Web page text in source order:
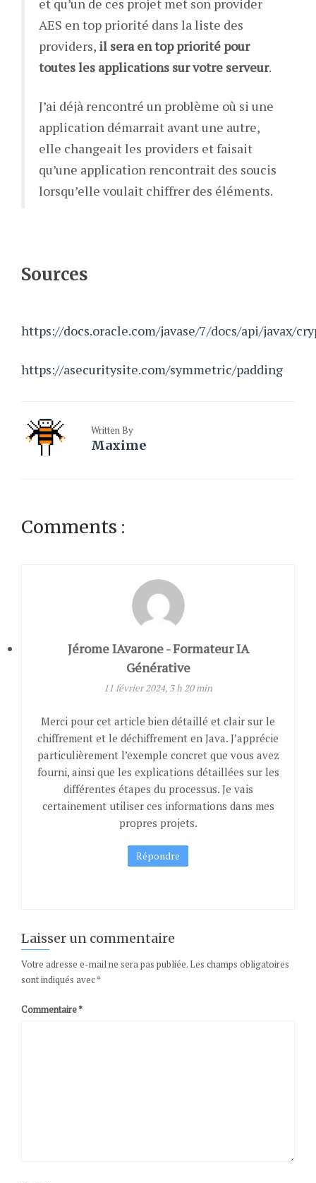
et qu’un de ces projet met son provider
AES en top priorité dans la liste des
providers, il sera en top priorité pour
toutes les applications sur votre serveur.
J’ai déjà rencontré un problème où si une
application démarrait avant une autre,
elle changeait les providers et faisait
qu’une application rencontrait des soucis
lorsqu’elle voulait chiffrer des éléments.
Sources
https://docs.oracle.com/javase/7/docs/api/javax/
https://asecuritysite.com/symmetric/padding
Written By
Maxime
Comments :
Jérome IAvarone - Formateur IA
Générative
11 février 2024, 3 h 20 min
Merci pour cet article bien détaillé et clair sur le
chiffrement et le déchiffrement en Java. J’apprécie
particulièrement l’exemple concret que vous avez
fourni, ainsi que les explications détaillées sur les
différentes étapes du processus. Je vais
certainement utiliser ces informations dans mes
propres projets.
Répondre
Laisser un commentaire
Votre adresse e-mail ne sera pas publiée. Les champs obligatoires
sont indiqués avec*
Commentaire*